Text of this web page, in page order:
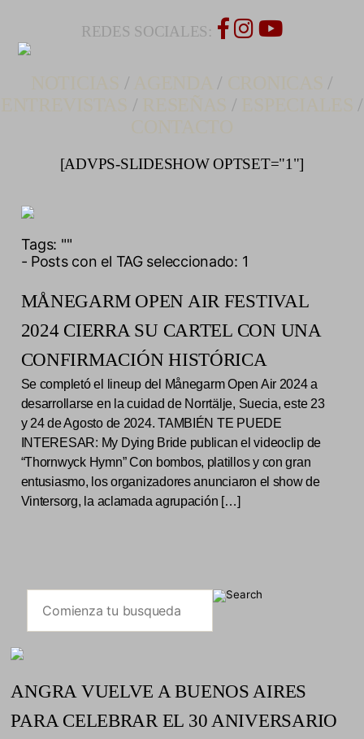
REDES SOCIALES:
/ /
/
/ /
/
[ADVPS-SLIDESHOW OPTSET="1"]
Tags: ""
- Posts con el TAG seleccionado: 1
MÅNEGARM OPEN AIR FESTIVAL
2024 CIERRA SU CARTEL CON UNA
CONFIRMACIÓN HISTÓRICA
Se completó el lineup del Månegarm Open Air 2024 a
desarrollarse en la cuidad de Norrtälje, Suecia, este 23
y 24 de Agosto de 2024. TAMBIÉN TE PUEDE
INTERESAR: My Dying Bride publican el videoclip de
“Thornwyck Hymn” Con bombos, platillos y con gran
entusiasmo, los organizadores anunciaron el show de
Vintersorg, la aclamada agrupación […]
ANGRA VUELVE A BUENOS AIRES
PARA CELEBRAR EL 30 ANIVERSARIO